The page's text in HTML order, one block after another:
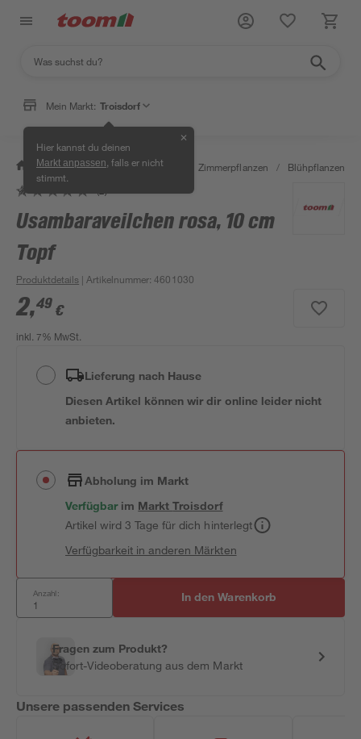
Mein Markt: Troisdorf
Hier kannst du deinen
Markt anpassen , falls er nicht
stimmt.
✕
/ Garten & Freizeit / Pflanzen Zimmerpflanzen / Blühpflanzen
Usambaraveilchen rosa, 10 cm
Topf
Produktdetails | Artikelnummer:4601030
2,49 €
inkl. 7% MwSt.
Lieferung nach Hause
Diesen Artikel können wir dir online leider nicht
anbieten.
Abholung im Markt
Verfügbar im MarktTroisdorf
Artikel wird 3 Tage für dich hinterlegt
Verfügbarkeit in anderen Märkten
Anzahl: In den Warenkorb
Fragen zum Produkt?
Sofort-Videoberatung aus dem Markt
Unsere passenden Services